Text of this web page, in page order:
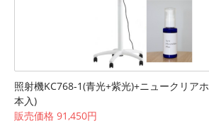
照射機KC768-1(青光+紫光)+ニュークリア
本入)
販売価格 91,450円